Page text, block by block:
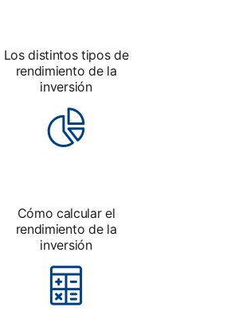
Los distintos tipos de
rendimiento de la
inversión
Cómo calcular el
rendimiento de la
inversión